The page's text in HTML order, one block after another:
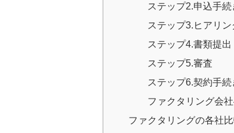
ステップ2.申込手続
ステップ3.ヒアリ
ステップ4.書類提出
ステップ5.審査
ステップ6.契約手続
ファクタリング会
ファクタリングの各社